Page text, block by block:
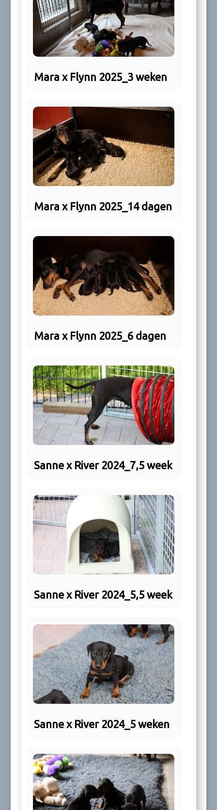
Mara x Flynn 2025_3 weken
Mara x Flynn 2025_14 dagen
Mara x Flynn 2025_6 dagen
Sanne x River 2024_7,5 week
Sanne x River 2024_5,5 week
Sanne x River 2024_5 weken